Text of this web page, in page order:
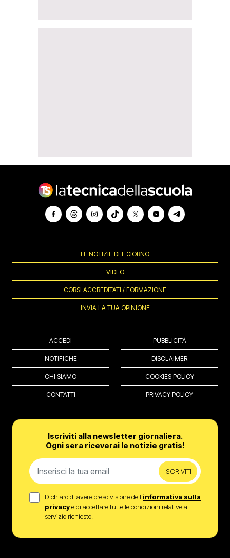
LE NOTIZIE DEL GIORNO
VIDEO
CORSI ACCREDITATI / FORMAZIONE
INVIA LA TUA OPINIONE
ACCEDI
NOTIFICHE
CHI SIAMO
CONTATTI
PUBBLICITÀ
DISCLAIMER
COOKIES POLICY
PRIVACY POLICY
Iscriviti alla newsletter giornaliera.
Ogni sera riceverai le notizie gratis!
ISCRIVITI
Dichiaro di avere preso visione dell’informativa sulla
privacye di accettare tutte le condizioni relative al
servizio richiesto.